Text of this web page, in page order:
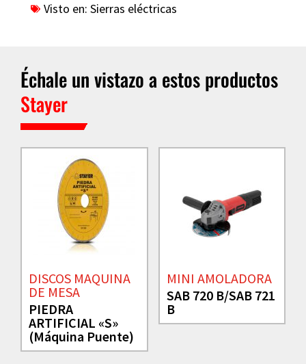
Visto en: Sierras eléctricas
Échale un vistazo a estos productos
Stayer
DISCOS MAQUINA
DE MESA
PIEDRA
ARTIFICIAL «S»
(Máquina Puente)
MINI AMOLADORA
SAB 720 B/SAB 721
B